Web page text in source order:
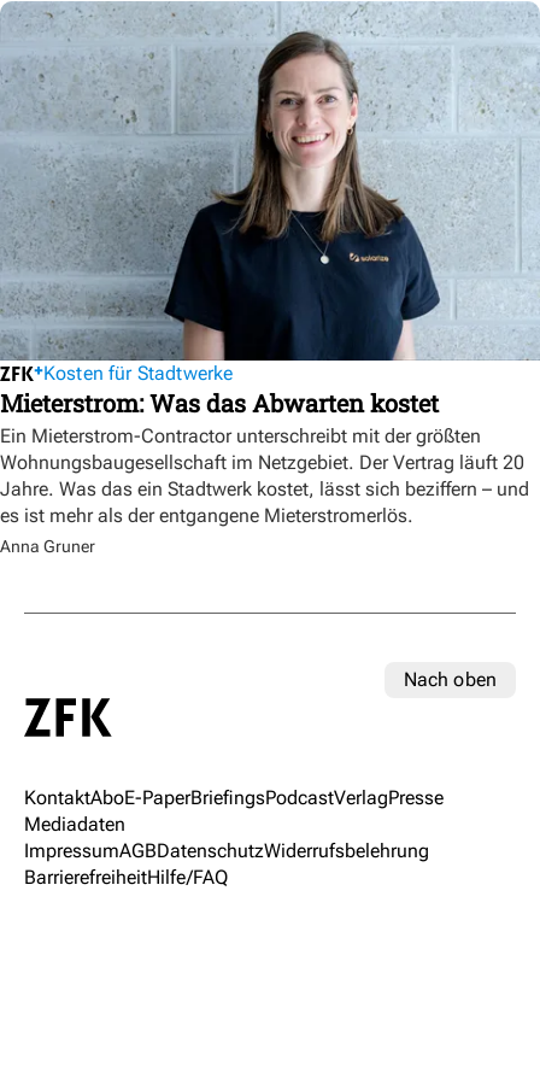
Kosten für Stadtwerke
Mieterstrom: Was das Abwarten kostet
Ein Mieterstrom-Contractor unterschreibt mit der größten
Wohnungsbaugesellschaft im Netzgebiet. Der Vertrag läuft 20
Jahre. Was das ein Stadtwerk kostet, lässt sich beziffern – und
es ist mehr als der entgangene Mieterstromerlös.
Anna Gruner
Nach oben
KontaktAboE-PaperBriefingsPodcastVerlagPresse
Mediadaten
ImpressumAGBDatenschutzWiderrufsbelehrung
BarrierefreiheitHilfe/FAQ